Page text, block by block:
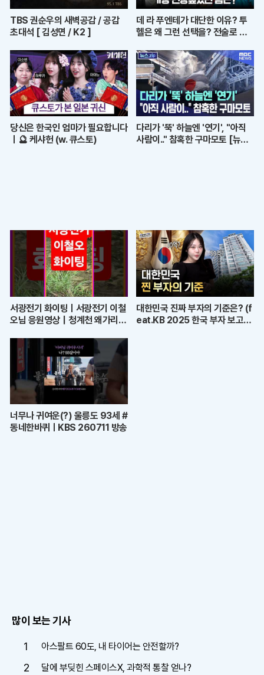
TBS 권순우의 새벽공감 / 공감
초대석 [ 김성면 / K2 ]
데 라 푸엔테가 대단한 이유? 투
헬은 왜 그런 선택을? 전술로 보
당신은 한국인 엄마가 필요합니다
ㅣ🔮 케샤헌 (w. 큐스토)
다리가 '뚝' 하늘엔 '연기', "아직
사람이.." 참혹한 구마모토 [뉴스.
서광전기 화이팅ㅣ서광전기 이철
오님 응원영상｜청계천 왜가리의
대한민국 진짜 부자의 기준은? (f
eat.KB 2025 한국 부자 보고
너무나 귀여운(?) 울릉도 93세 #
동네한바퀴ㅣKBS 260711 방송
많이 보는 기사
1 아스팔트 60도, 내 타이어는 안전할까?
2 달에 부딪힌 스페이스X, 과학적 통찰 얻나?